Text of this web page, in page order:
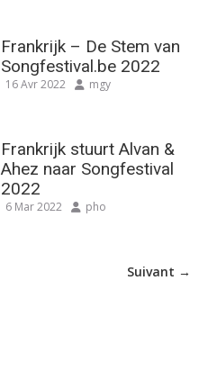
Frankrijk – De Stem van
Songfestival.be 2022
16 Avr 2022 mgy
Frankrijk stuurt Alvan &
Ahez naar Songfestival
2022
6 Mar 2022 pho
Suivant →